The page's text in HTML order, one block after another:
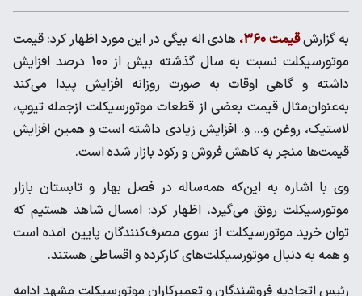
به گزارشقیمت ۳۶۰،
هادی اله بیگی در این مورد اظهار کرد: قیمت‌
موتورسیکلت نسبت به سال گذشته بیش از ۱۰۰ درصد افزایش
داشته و گاهی اوقات به صورت روزانه افزایش پیدا می‌کند
به‌عنوان‌مثال قیمت بعضی از قطعات موتورسیکلت ازجمله تیوپ،
لاستیک، روغن و... و. افزایش زیادی داشته است و همین افزایش
قیمت‌ها منجر به کاهش فروش و رکود بازار شده است.
وی با اشاره به این‌که همه‌ساله در فصل بهار و تابستان بازار
موتورسیکلت رونق می‌گیرد، اظهار کرد: امسال شاهد هستیم که
توان خرید موتورسیکلت از سوی مصرف‌کنندگان پایین آمده است
و همه به دنبال موتورسیکلت‌های کارکرده و اقساطی هستند.
رئیس اتحادیه فروشندگان و تعمیرکاران موتورسیکلت مشهد ادامه